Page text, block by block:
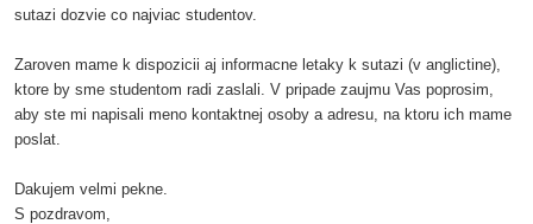
sutazi dozvie co najviac studentov.
Zaroven mame k dispozicii aj informacne letaky k sutazi (v anglictine),
ktore by sme studentom radi zaslali. V pripade zaujmu Vas poprosim,
aby ste mi napisali meno kontaktnej osoby a adresu, na ktoru ich mame
poslat.
Dakujem velmi pekne.
S pozdravom,